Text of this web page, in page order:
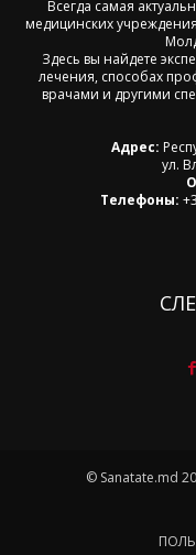
Всегда самая
медицинских
Здесь вы найдете
лечения, способах
врачами и другими
Адрес:
ул.
Телефоны:
© Sanatate.md